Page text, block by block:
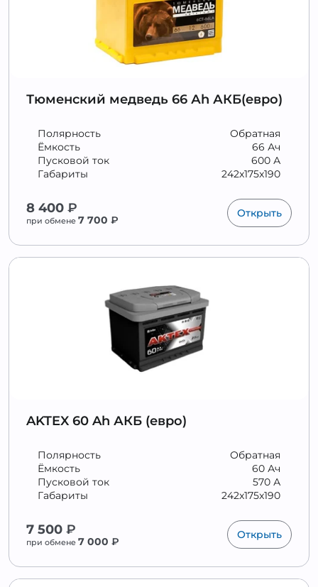
Тюменский медведь 66 Аh АКБ(евро)
Обратная
Полярность
66 Ач
Ёмкость
600 А
Пусковой ток
242x175x190
Габариты
8 400 ₽
при обмене 7 700 ₽
Открыть
AKTEX 60 Ah АКБ (евро)
Обратная
Полярность
60 Ач
Ёмкость
570 А
Пусковой ток
242x175x190
Габариты
7 500 ₽
при обмене 7 000 ₽
Открыть